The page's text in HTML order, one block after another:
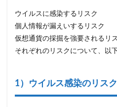
Fbay（エ
フベイ）
4.13
Combay（コ
星のロ
ミ
ウイルスに感染するリスク
個人情報が漏えいするリスク
仮想通貨の採掘を強要されるリ
それぞれのリスクについて、以
1）ウイルス感染のリスク